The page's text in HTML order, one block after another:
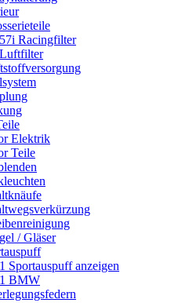
Racingfilter
Elektrik
Teile
/ Gläser
Sportauspuff anzeigen
BMW